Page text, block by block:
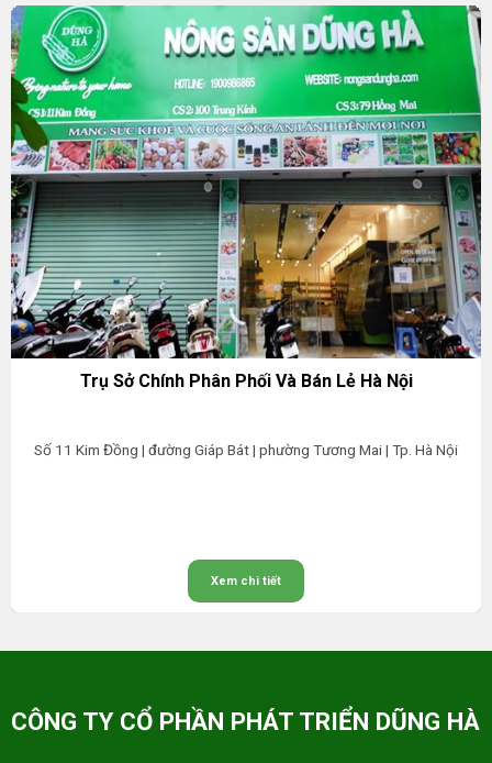
Trụ Sở Chính Phân Phối Và Bán Lẻ Hà Nội
Số 11 Kim Đồng | đường Giáp Bát | phường Tương Mai | Tp. Hà Nội
Xem chi tiết
CÔNG TY CỔ PHẦN PHÁT TRIỂN DŨNG HÀ